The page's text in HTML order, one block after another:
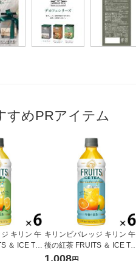
すめPRアイテム
キリン 午
＆ ICE TEA
イスティ
キリンビバレッジ キリン 午
後の紅茶 FRUITS ＆ ICE TE
A （フルーツ＆アイスティ
1,008